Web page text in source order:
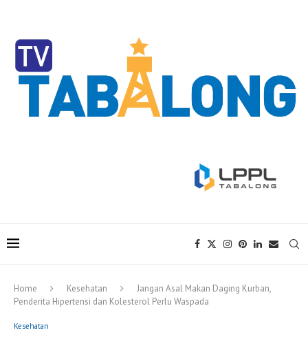
Home Kesehatan
Jangan Asal Makan Daging Kurban,
Penderita Hipertensi dan Kolesterol Perlu Waspada
Kesehatan